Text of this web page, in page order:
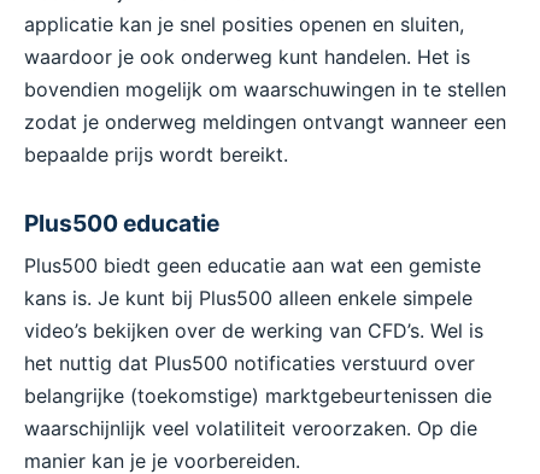
applicatie kan je snel posities openen en sluiten,
waardoor je ook onderweg kunt handelen. Het is
bovendien mogelijk om waarschuwingen in te stellen
zodat je onderweg meldingen ontvangt wanneer een
bepaalde prijs wordt bereikt.
Plus500 educatie
Plus500 biedt geen educatie aan wat een gemiste
kans is. Je kunt bij Plus500 alleen enkele simpele
video’s bekijken over de werking van CFD’s. Wel is
het nuttig dat Plus500 notificaties verstuurd over
belangrijke (toekomstige) marktgebeurtenissen die
waarschijnlijk veel volatiliteit veroorzaken. Op die
manier kan je je voorbereiden.